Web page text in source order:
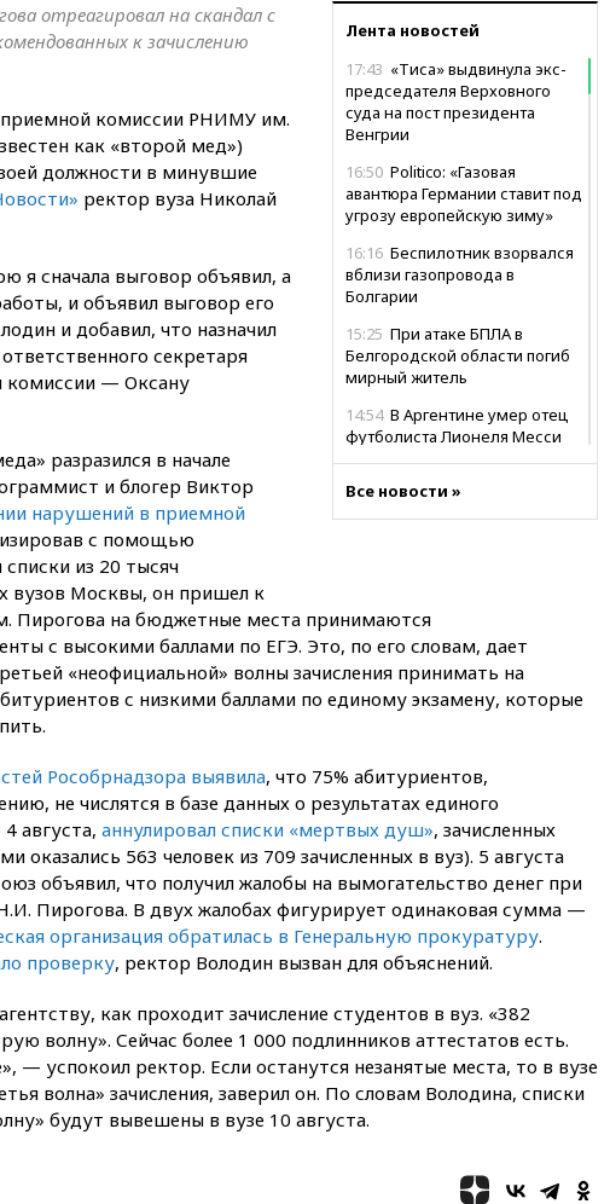
Лента новостей
17:43 «Тиса» выдвинула экс-
председателя Верховного
суда на пост президента
Венгрии
16:50 Politico: «Газовая
авантюра Германии ставит под
угрозу европейскую зиму»
16:16 Беспилотник взорвался
вблизи газопровода в
Болгарии
15:25 При атаке БПЛА в
Белгородской области погиб
мирный житель
14:54 В Аргентине умер отец
футболиста Лионеля Месси
судоходство в Черном море
закрыты из-за опасности БПЛА
13:03 Испания ввела
погранконтроль для
итальянских туристов
потушили
11:47Суд оставил под
арестом Rolls-Royce блогера
Лерчек
11:07 При столкновении
катера и лодки под Самарой
погибли два человека
10:27 Движение по трассе
09:55Силы ПВО перехватили
территорией РФ
09:25
Собянин сообщил о
Все новости »
отреагировал на скандал с
к зачислению
комиссии РНИМУ им.
как «второй мед»)
должности в минувшие
ректор вуза Николай
я сначала выговор объявил, а
и объявил выговор его
и добавил, что назначил
секретаря
комиссии — Оксану
разразился в начале
и блогер Виктор
нарушений в приемной
с помощью
из 20 тысяч
вузов Москвы, он пришел к
Пирогова на бюджетные места принимаются
с высокими баллами по ЕГЭ. Это, по его словам, дает
«неофициальной» волны зачисления принимать на
с низкими баллами по единому экзамену, которые
Рособрнадзора выявила, что 75% абитуриентов,
не числятся в базе данных о результатах единого
августа, аннулировал списки «мертвых душ», зачисленных
563 человек из 709 зачисленных в вуз). 5 августа
объявил, что получил жалобы на вымогательство денег при
Пирогова. В двух жалобах фигурирует одинаковая сумма —
организация обратилась в Генеральную прокуратуру.
проверку, ректор Володин вызван для объяснений.
как проходит зачисление студентов в вуз. «382
волну». Сейчас более 1 000 подлинников аттестатов есть.
— успокоил ректор. Если останутся незанятые места, то в вузе
волна» зачисления, заверил он. По словам Володина, списки
будут вывешены в вузе 10 августа.